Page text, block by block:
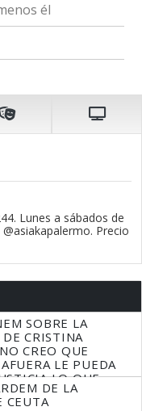
él
Lunes a sábados de
Precio
SOBRE LA
CRISTINA
CREO QUE
LE PUEDA
LO QUE
DE LA
CEUTA